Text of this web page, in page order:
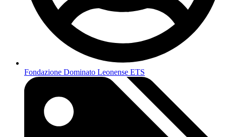
Fondazione Dominato Leonense ETS